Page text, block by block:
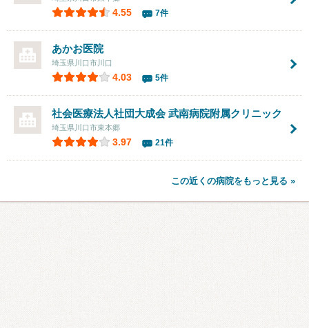
4.55 7件
あかお医院
埼玉県川口市川口
4.03 5件
社会医療法人社団大成会武南病院附属クリニック
埼玉県川口市東本郷
3.97 21件
この近くの病院をもっと見る »